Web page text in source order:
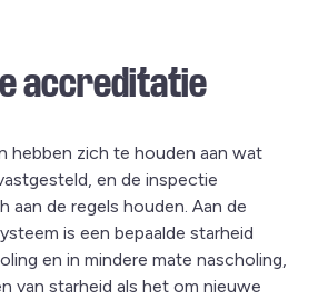
accreditatie
hebben zich te houden aan wat
en de inspectie
de regels houden. Aan de
is een bepaalde starheid
en in mindere mate nascholing,
van starheid als het om nieuwe